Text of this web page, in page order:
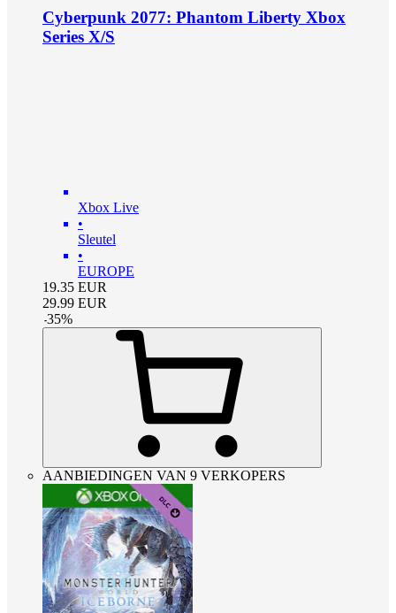
Cyberpunk 2077: Phantom Liberty Xbox
Series X/S
Xbox Live
•
Sleutel
•
EUROPE
19.35 EUR
29.99 EUR
-35%
AANBIEDINGEN VAN 9 VERKOPERS